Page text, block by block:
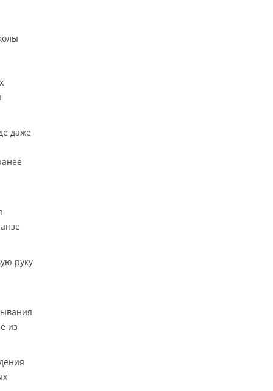
даже
руку
из